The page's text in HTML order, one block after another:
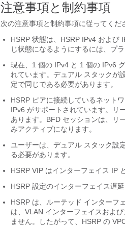
注意事項と制約事項
次の注意事項と制約事項に従ってくだ
HSRP 状態は、HSRP IPv4 および
じ状態になるようにするには、プ
現在、1 個の IPv4 と 1 個の IPv6
れています。デュアル スタックが
定で同じである必要があります。
HSRP ピアに接続しているネット
IPv6 がサポートされています。リ
あります。BFD セッションは、リ
みアクティブになります。
ユーザーは、デュアル スタック設
る必要があります。
HSRP VIP はインターフェイス IP
HSRP 設定のインターフェイス遅
HSRP は、ルーテッド インターフ
は、VLAN インターフェイスおよ
ません。したがって、HSRP の